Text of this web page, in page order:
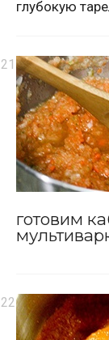
глубокую
готовим